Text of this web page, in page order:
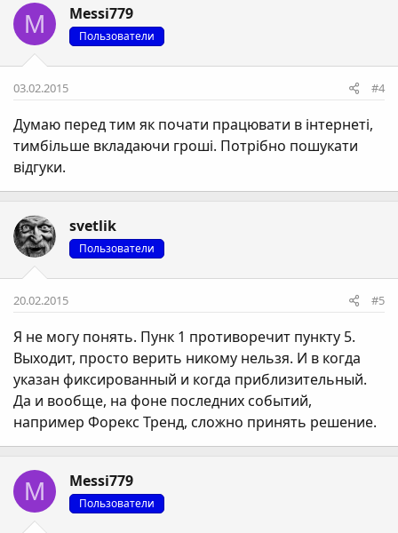
M Messi779
Пользователи
03.02.2015 #4
Думаю перeд тим як почати працювати в інтернеті,
тимбільше вкладаючи гроші. Потрібно пошукати
відгуки.
svetlik
Пользователи
20.02.2015 #5
Я не могу понять. Пунк 1 противоречит пункту 5.
Выходит, просто верить никому нельзя. И в когда
указан фиксированный и когда приблизительный.
Да и вообще, на фоне последних событий,
например Форекс Тренд, сложно принять решение.
M Messi779
Пользователи